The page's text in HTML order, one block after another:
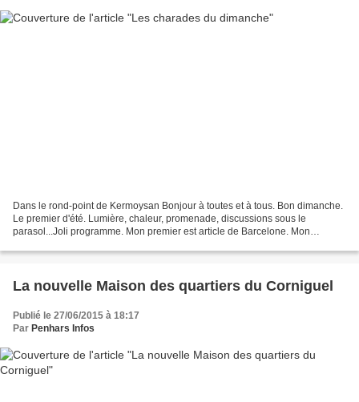
Dans le rond-point de Kermoysan Bonjour à toutes et à tous. Bon dimanche.
Le premier d'été. Lumière, chaleur, promenade, discussions sous le
parasol...Joli programme. Mon premier est article de Barcelone. Mon
La nouvelle Maison des quartiers du Corniguel
Publié le 27/06/2015 à 18:17
Par Penhars Infos